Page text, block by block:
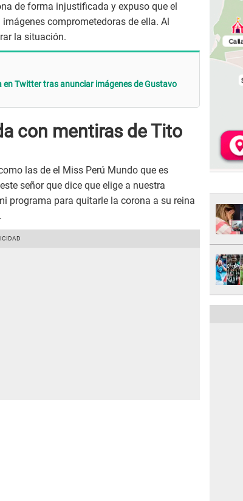
de forma injustificada y expuso que el
comprometedoras de ella. Al
la situación.
en Twitter tras anunciar imágenes de Gustavo
con mentiras de Tito
las de el Miss Perú Mundo que es
señor que dice que elige a nuestra
programa para quitarle la corona a su reina